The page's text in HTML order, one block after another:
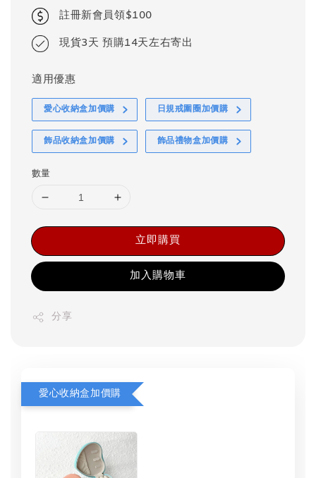
註冊新會員領$100
現貨3天 預購14天左右寄出
適用優惠
愛心收納盒加價購 日規戒圍圈加價購
飾品收納盒加價購 飾品禮物盒加價購
數量
立即購買
加入購物車
分享
愛心收納盒加價購